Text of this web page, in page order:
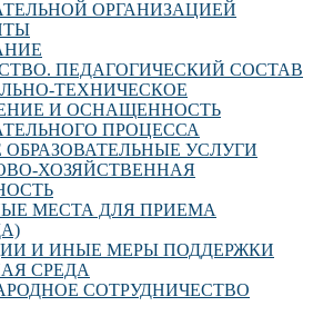
ОРГАНИЗАЦИЕЙ
ПЕДАГОГИЧЕСКИЙ СОСТАВ
ТЕХНИЧЕСКОЕ
И ОСНАЩЕННОСТЬ
ПРОЦЕССА
УСЛУГИ
ХОЗЯЙСТВЕННАЯ
МЕСТА ДЛЯ ПРИЕМА
И ИНЫЕ МЕРЫ ПОДДЕРЖКИ
СРЕДА
СОТРУДНИЧЕСТВО